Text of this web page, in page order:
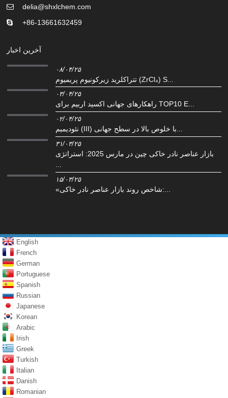
delia@shxlchem.com
‎+86-13661632459‎
آخرین اخبار
۰۸/۰۴/۲۵
تتراکلرید زیرکونیوم پریمیوم (ZrCl₄) S...
۰۳/۰۴/۲۵
راهکارهای جهانی اکسید اربیم برای TOP10 E...
۰۲/۰۴/۲۵
نئودیمیم (III) با خلوص بالا در سطح جهانی...
۳۱/۰۳/۲۵
بازار عناصر نادر خاکی چین در مارس 2025: استراتژی
۱۵/۰۳/۲۵
«شاخص روند بازار عناصر نادر خاکی:...
English
French
German
Portuguese
Spanish
Russian
Japanese
Korean
Arabic
Irish
Greek
Turkish
Italian
Danish
Romanian